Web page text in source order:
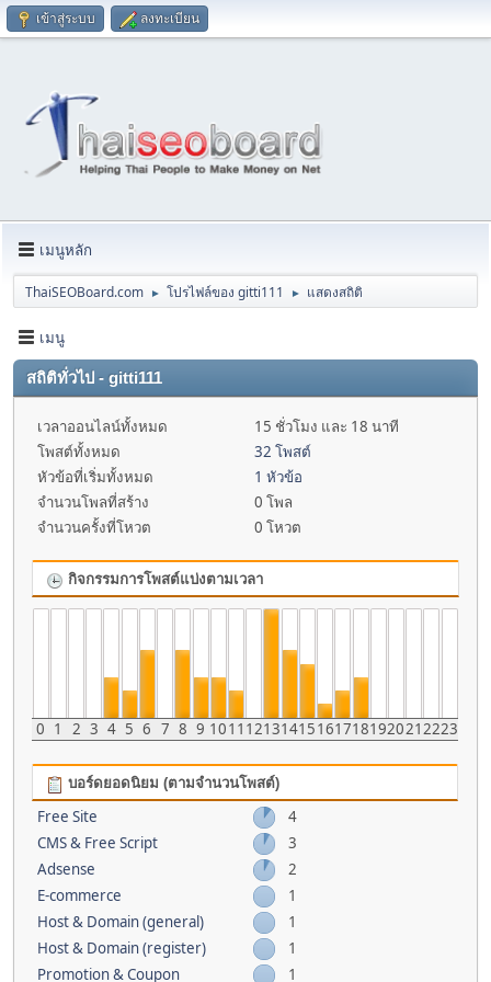
เข้าสู่ระบบ ลงทะเบียน
เมนูหลัก
ThaiSEOBoard.com ► โปรไฟล์ของ gitti111 ► แสดงสถิติ
เมนู
สถิติทั่วไป - gitti111
เวลาออนไลน์ทั้งหมด
15 ชั่วโมง และ 18 นาที
โพสต์ทั้งหมด
32 โพสต์
หัวข้อที่เริ่มทั้งหมด
1 หัวข้อ
จำนวนโพลที่สร้าง
0 โพล
จำนวนครั้งที่โหวต
0 โหวต
กิจกรรมการโพสต์แบ่งตามเวลา
0 1 2 3 4 5 6 7 8 9 1011 121314151617181920212223
บอร์ดยอดนิยม (ตามจำนวนโพสต์)
Free Site
4
CMS & Free Script
3
Adsense
2
E-commerce
1
Host & Domain (general)
1
Host & Domain (register)
1
Promotion & Coupon
1